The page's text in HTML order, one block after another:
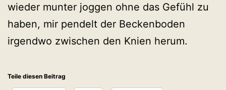
wieder munter joggen ohne das Gefühl zu
haben, mir pendelt der Beckenboden
irgendwo zwischen den Knien herum.
Teile diesen Beitrag